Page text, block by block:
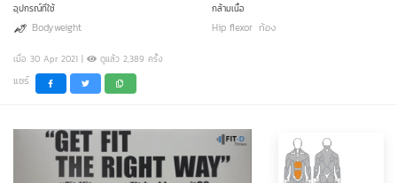
อุปกรณ์ที่ใช้
Bodyweight
กล้ามเนื้อ
Hip flexor ท้อง
เมื่อ 30 Apr 2021 | ดูแล้ว 2,389 ครั้ง
แชร์